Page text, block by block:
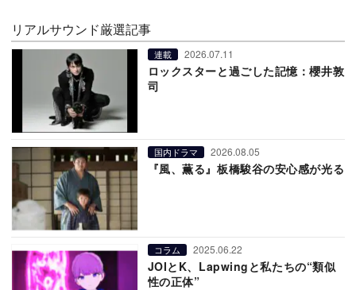
リアルサウンド厳選記事
連載 2026.07.11
ロックスターと過ごした記憶：櫻井敦
司
国内ドラマ 2026.08.05
『風、薫る』板橋駿谷の安心感が光る
コラム 2025.06.22
JOIとK、Lapwingと私たちの“類似
性の正体”